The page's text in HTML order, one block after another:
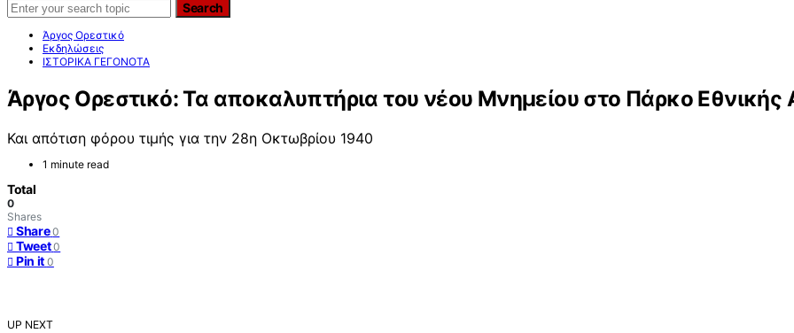
Search
Άργος Ορεστικό
Εκδηλώσεις
ΙΣΤΟΡΙΚΑ ΓΕΓΟΝΟΤΑ
Άργος Ορεστικό: Τα αποκαλυπτήρια του νέου Μνημείου στο Πάρκο Εθνικής
Και απότιση φόρου τιμής για την 28η Οκτωβρίου 1940
1 minute read
Total
0
Shares
Share 0
Tweet 0
Pin it 0
UP NEXT